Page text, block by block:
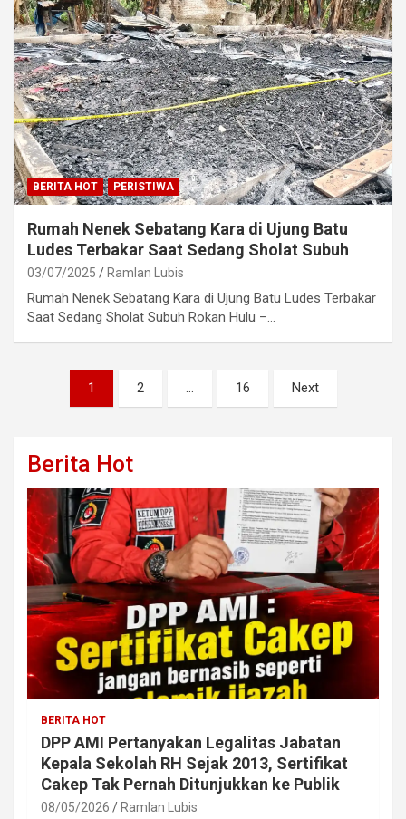
BERITA HOT PERISTIWA
Rumah Nenek Sebatang Kara di Ujung Batu
Ludes Terbakar Saat Sedang Sholat Subuh
03/07/2025 Ramlan Lubis
Rumah Nenek Sebatang Kara di Ujung Batu Ludes Terbakar
Saat Sedang Sholat Subuh Rokan Hulu –…
pagination
1 2 … 16 Next
Berita Hot
BERITA HOT
DPP AMI Pertanyakan Legalitas Jabatan
Kepala Sekolah RH Sejak 2013, Sertifikat
Cakep Tak Pernah Ditunjukkan ke Publik
08/05/2026 Ramlan Lubis